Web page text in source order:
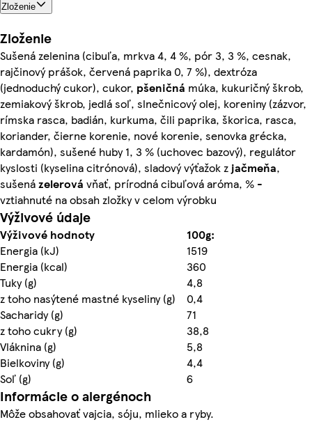
Zloženie
Zloženie
Sušená zelenina (cibuľa, mrkva 4, 4 %, pór 3, 3 %, cesnak,
rajčinový prášok, červená paprika 0, 7 %), dextróza
(jednoduchý cukor), cukor, pšeničná múka, kukuričný škrob,
zemiakový škrob, jedlá soľ, slnečnicový olej, koreniny (zázvor,
rímska rasca, badián, kurkuma, čili paprika, škorica, rasca,
koriander, čierne korenie, nové korenie, senovka grécka,
kardamón), sušené huby 1, 3 % (uchovec bazový), regulátor
kyslosti (kyselina citrónová), sladový výťažok z jačmeňa,
sušenázelerová vňať, prírodná cibuľová aróma, % -
vztiahnuté na obsah zložky v celom výrobku
Výživové údaje
Výživové hodnoty
100g:
Energia (kJ)
1519
Energia (kcal)
360
Tuky (g)
4,8
z toho nasýtené mastné kyseliny (g)
0,4
Sacharidy (g)
71
z toho cukry (g)
38,8
Vláknina (g)
5,8
Bielkoviny (g)
4,4
Soľ (g)
6
Informácie o alergénoch
Môže obsahovať vajcia, sóju, mlieko a ryby.